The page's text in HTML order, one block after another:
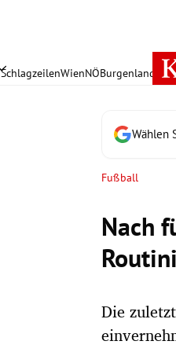
SchlagzeilenWienNÖBurgenland
Wählen
Fußball
Nach
Die